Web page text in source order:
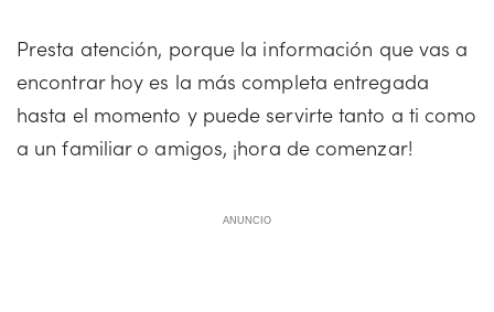
Presta atención, porque la información que vas a
encontrar hoy es la más completa entregada
hasta el momento y puede servirte tanto a ti como
a un familiar o amigos, ¡hora de comenzar!
ANUNCIO